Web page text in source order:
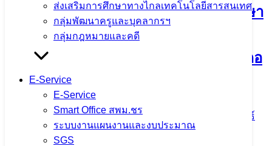
ส่งเสริมการศึกษาทางไกลเทคโนโลยีสารสนเทศ
กลุ่มพัฒนาครูและบุคลากรฯ
กลุ่มกฎหมายและคดี
E-Service
E-Service
Smart Office สพม.ชร
ระบบงานแผนงานและงบประมาณ
SGS
ปรัชญาของเศรษฐกิจพอเพียงสู่สถานศึกษา
ประจำปีงบประมาณ พ.ศ. 2569 ณ
โรงเรียนดอยหลวง รัชมังคลาภิเษก อำเภอ
ดอยหลวง จังหวัดเชียงราย
3 สิงหาคม 20264 สิงหาคม 2026
ข่าวประชาสัมพันธ์
สพม.เชียงราย